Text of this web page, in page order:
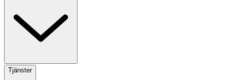
Tjänster